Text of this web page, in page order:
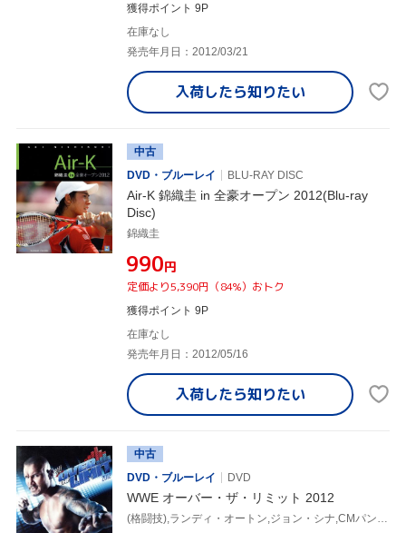
獲得ポイント 9P
在庫なし
発売年月日：2012/03/21
入荷したら知りたい
中古
DVD・ブルーレイ
BLU-RAY DISC
Air-K 錦織圭 in 全豪オープン 2012(Blu-ray
Disc)
錦織圭
¥990円
定価より5,390円（84%）おトク
獲得ポイント 9P
在庫なし
発売年月日：2012/05/16
入荷したら知りたい
中古
DVD・ブルーレイ
DVD
WWE オーバー・ザ・リミット 2012